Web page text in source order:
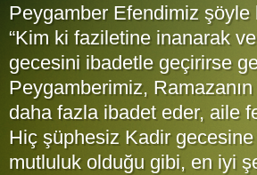
Peygamber Efendimiz şöyle
“Kim ki faziletine inanarak
gecesini ibadetle geçirirse
Peygamberimiz,
daha fazla ibadet eder, aile
Hiç şüphesiz Kadir
mutluluk olduğu gibi, en iyi